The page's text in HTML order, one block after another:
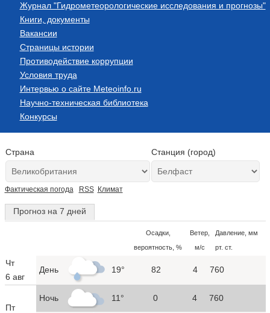
Журнал "Гидрометеорологические исследования и прогнозы"
Книги, документы
Вакансии
Страницы истории
Противодействие коррупции
Условия труда
Интервью о сайте Meteoinfo.ru
Научно-техническая библиотека
Конкурсы
Страна Станция (город)
Фактическая погода RSS Климат
Прогноз на 7 дней
Осадки,
вероятность, %
Ветер,
м/с
Давление, мм
рт. ст.
Чт
6 авг
День 19° 82 4 760
Пт
Ночь 11° 0 4 760